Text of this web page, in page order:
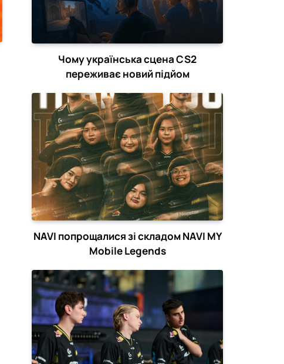
Чому українська сцена CS2
переживає новий підйом
NAVI попрощалися зі складом NAVI MY
Mobile Legends